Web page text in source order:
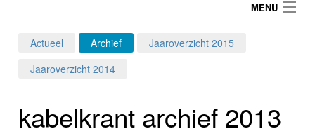
MENU
Programma's
Actueel Archief
Jaaroverzicht 2015
Jaaroverzicht 2014
kabelkrant archief 2013